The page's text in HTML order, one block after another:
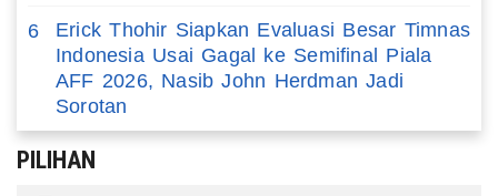
6
Erick Thohir Siapkan Evaluasi Besar Timnas
Indonesia Usai Gagal ke Semifinal Piala
AFF 2026, Nasib John Herdman Jadi
Sorotan
PILIHAN